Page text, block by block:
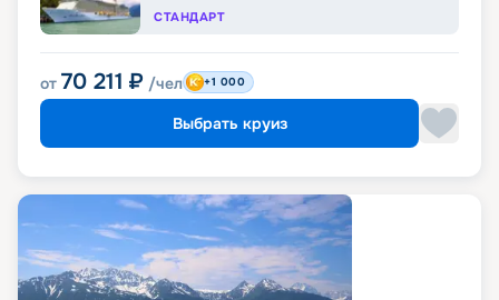
СТАНДАРТ
от 70 211 ₽ /чел +1 000
Выбрать круиз